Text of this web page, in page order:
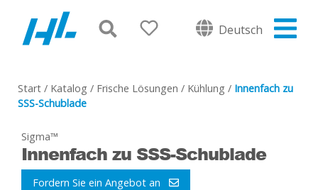
Deutsch
Start / Katalog / Frische Lösungen / Kühlung / Innenfach zu
SSS-Schublade
Sigma™
Innenfach zu SSS-Schublade
Fordern Sie ein Angebot an